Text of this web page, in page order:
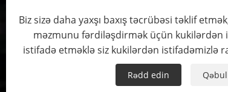
Biz sizə daha yaxşı baxış təcrübəsi təklif
məzmunu fərdiləşdirmək üçün kukilərdən
istifadə etməklə siz kukilərdən istifadəmizlə
Rədd edin